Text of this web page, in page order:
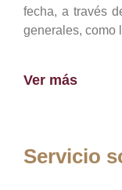
fecha, a través
generales, como
Ver más
Servicio